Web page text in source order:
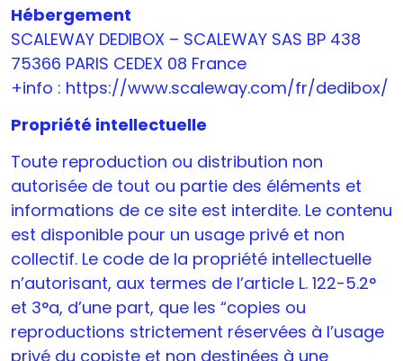
Hébergement
SCALEWAY DEDIBOX – SCALEWAY SAS BP 438
75366 PARIS CEDEX 08 France
+info : https://www.scaleway.com/fr/dedibox/
Propriété intellectuelle
Toute reproduction ou distribution non
autorisée de tout ou partie des éléments et
informations de ce site est interdite. Le contenu
est disponible pour un usage privé et non
collectif. Le code de la propriété intellectuelle
n’autorisant, aux termes de l’article L. 122-5.2°
et 3°a, d’une part, que les “copies ou
reproductions strictement réservées à l’usage
privé du copiste et non destinées à une